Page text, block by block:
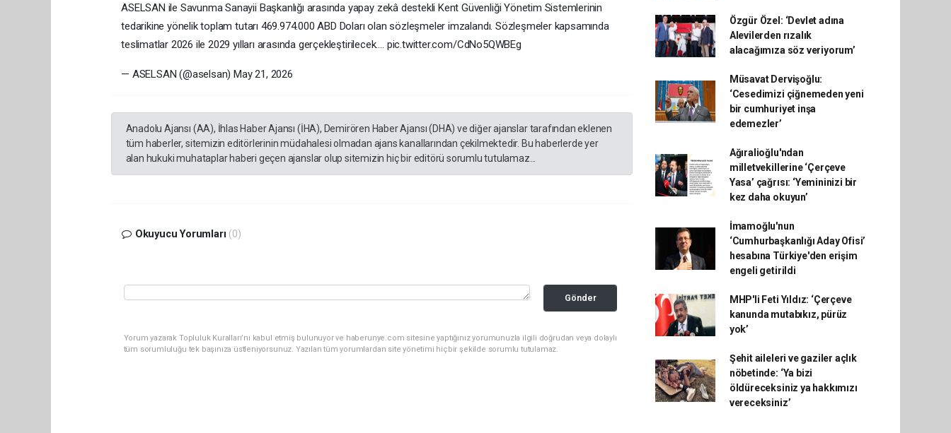
ASELSAN ile Savunma Sanayii Başkanlığı arasında yapay zekâ destekli Kent Güvenliği Yönetim Sistemlerinin
tedarikine yönelik toplam tutarı 469.974.000 ABD Doları olan sözleşmeler imzalandı. Sözleşmeler kapsamında
teslimatlar 2026 ile 2029 yılları arasında gerçekleştirilecek.… pic.twitter.com/CdNo5QWBEg
— ASELSAN (@aselsan) May 21, 2026
Anadolu Ajansı (AA), İhlas Haber Ajansı (İHA), Demirören Haber Ajansı (DHA) ve diğer ajanslar tarafından eklenen
tüm haberler, sitemizin editörlerinin müdahalesi olmadan ajans kanallarından çekilmektedir. Bu haberlerde yer
alan hukuki muhataplar haberi geçen ajanslar olup sitemizin hiç bir editörü sorumlu tutulamaz...
Okuyucu Yorumları (0)
Gönder
Yorum yazarak Topluluk Kuralları’nı kabul etmiş bulunuyor ve haberunye.com sitesine yaptığınız yorumunuzla ilgili doğrudan veya dolaylı
tüm sorumluluğu tek başınıza üstleniyorsunuz. Yazılan tüm yorumlardan site yönetimi hiçbir şekilde sorumlu tutulamaz.
Özgür Özel: ‘Devlet adına
Alevilerden rızalık
alacağımıza söz veriyorum’
Müsavat Dervişoğlu:
‘Cesedimizi çiğnemeden yeni
bir cumhuriyet inşa
edemezler’
Ağıralioğlu'ndan
milletvekillerine ‘Çerçeve
Yasa’ çağrısı: ‘Yemininizi bir
kez daha okuyun’
İmamoğlu'nun
‘Cumhurbaşkanlığı Aday Ofisi’
hesabına Türkiye'den erişim
engeli getirildi
MHP'li Feti Yıldız: ‘Çerçeve
kanunda mutabıkız, pürüz
yok’
Şehit aileleri ve gaziler açlık
nöbetinde: ‘Ya bizi
öldüreceksiniz ya hakkımızı
vereceksiniz’